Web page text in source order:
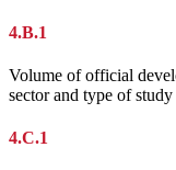
4.B.1
Volume of official
sector and type of study
4.C.1